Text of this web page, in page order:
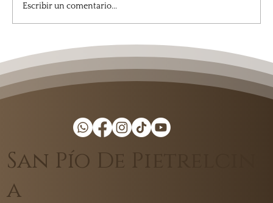
Padre Pío bendice nuestra entrada
Escribir un comentario...
San Pío De Pietrelcin
a